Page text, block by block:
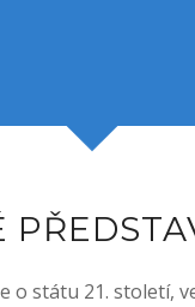
o státu 21. století,